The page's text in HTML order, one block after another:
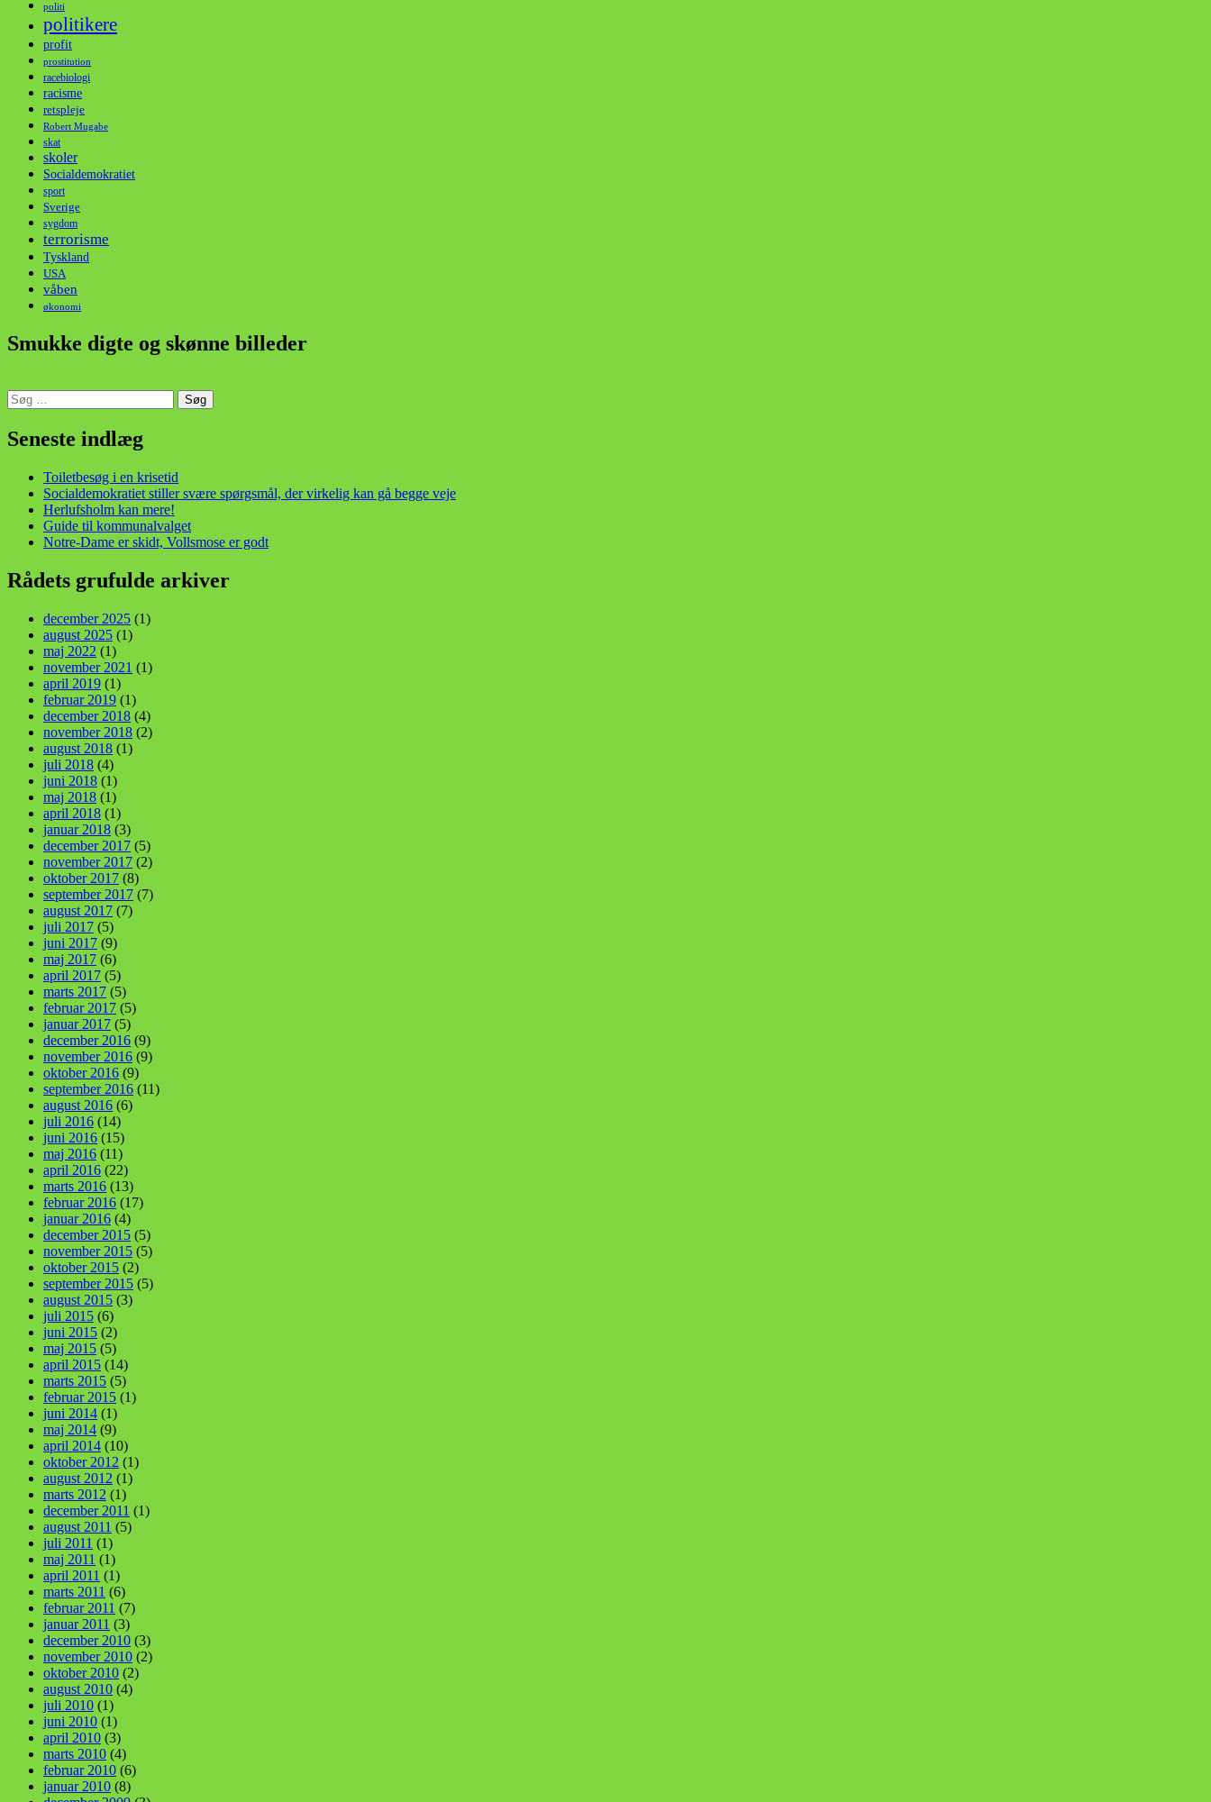
politi
politikere
profit
prostitution
racebiologi
racisme
retspleje
Robert Mugabe
skat
skoler
Socialdemokratiet
sport
Sverige
sygdom
terrorisme
Tyskland
USA
våben
økonomi
Smukke digte og skønne billeder
Søg
efter:
Seneste indlæg
Toiletbesøg i en krisetid
Socialdemokratiet stiller svære spørgsmål, der virkelig kan gå begge veje
Herlufsholm kan mere!
Guide til kommunalvalget
Notre-Dame er skidt, Vollsmose er godt
Rådets grufulde arkiver
december 2025 (1)
august 2025 (1)
maj 2022 (1)
november 2021 (1)
april 2019 (1)
februar 2019 (1)
december 2018 (4)
november 2018 (2)
august 2018 (1)
juli 2018 (4)
juni 2018 (1)
maj 2018 (1)
april 2018 (1)
januar 2018 (3)
december 2017 (5)
november 2017 (2)
oktober 2017 (8)
september 2017 (7)
august 2017 (7)
juli 2017 (5)
juni 2017 (9)
maj 2017 (6)
april 2017 (5)
marts 2017 (5)
februar 2017 (5)
januar 2017 (5)
december 2016 (9)
november 2016 (9)
oktober 2016 (9)
september 2016 (11)
august 2016 (6)
juli 2016 (14)
juni 2016 (15)
maj 2016 (11)
april 2016 (22)
marts 2016 (13)
februar 2016 (17)
januar 2016 (4)
december 2015 (5)
november 2015 (5)
oktober 2015 (2)
september 2015 (5)
august 2015 (3)
juli 2015 (6)
juni 2015 (2)
maj 2015 (5)
april 2015 (14)
marts 2015 (5)
februar 2015 (1)
juni 2014 (1)
maj 2014 (9)
april 2014 (10)
oktober 2012 (1)
august 2012 (1)
marts 2012 (1)
december 2011 (1)
august 2011 (5)
juli 2011 (1)
maj 2011 (1)
april 2011 (1)
marts 2011 (6)
februar 2011 (7)
januar 2011 (3)
december 2010 (3)
november 2010 (2)
oktober 2010 (2)
august 2010 (4)
juli 2010 (1)
juni 2010 (1)
april 2010 (3)
marts 2010 (4)
februar 2010 (6)
januar 2010 (8)